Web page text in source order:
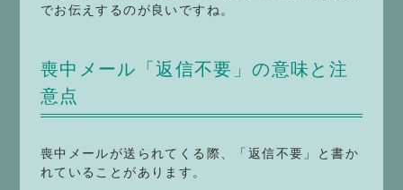
でお伝えするのが良いですね。
喪中メール「返信不要」の意味と注
意点
喪中メールが送られてくる際、「返信不要」と書か
れていることがあります。